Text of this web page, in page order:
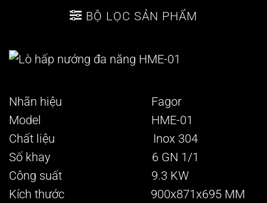
BỘ LỌC SẢN PHẨM
Nhãn hiệu Fagor
Model HME-01
Chất liệu Inox 304
Số khay 6 GN 1/1
Công suất 9.3 KW
Kích thước 900x871x695 MM